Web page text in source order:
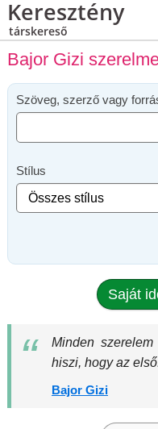
Keresztény
társkereső
Bajor Gizi
Szöveg, szerző vagy
Stílus
Saját
Minden
hiszi, hogy az
Bajor Gizi